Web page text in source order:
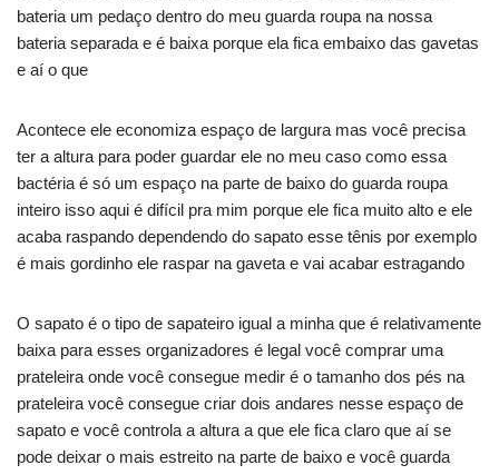
bateria um pedaço dentro do meu guarda roupa na nossa
bateria separada e é baixa porque ela fica embaixo das gavetas
e aí o que
Acontece ele economiza espaço de largura mas você precisa
ter a altura para poder guardar ele no meu caso como essa
bactéria é só um espaço na parte de baixo do guarda roupa
inteiro isso aqui é difícil pra mim porque ele fica muito alto e ele
acaba raspando dependendo do sapato esse tênis por exemplo
é mais gordinho ele raspar na gaveta e vai acabar estragando
O sapato é o tipo de sapateiro igual a minha que é relativamente
baixa para esses organizadores é legal você comprar uma
prateleira onde você consegue medir é o tamanho dos pés na
prateleira você consegue criar dois andares nesse espaço de
sapato e você controla a altura a que ele fica claro que aí se
pode deixar o mais estreito na parte de baixo e você guarda